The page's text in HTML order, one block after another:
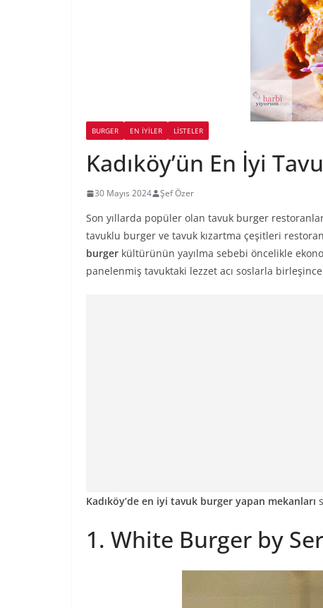
BURGER EN İYILER LİSTELER
Kadıköy’ün En İyi
30 Mayıs 2024 Şef Özer
Son yıllarda popüler olan tavuk burger
tavuklu burger ve tavuk kızartma çeşitleri
burger kültürünün yayılma sebebi öncelikle
panelenmiş tavuktaki lezzet acı soslarla
Kadıköy’de en iyi tavuk burger yapan mekanları
1. White Burger by